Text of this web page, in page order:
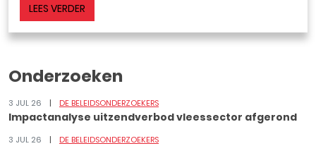
LEES VERDER
Onderzoeken
3 JUL 26 DE BELEIDSONDERZOEKERS
Impactanalyse uitzendverbod vleessector afgerond
3 JUL 26 DE BELEIDSONDERZOEKERS